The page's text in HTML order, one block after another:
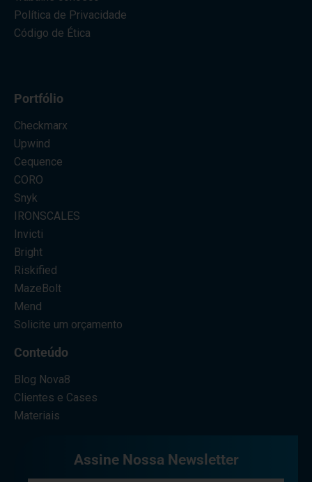
Política de Privacidade
Código de Ética
Portfólio
Checkmarx
Upwind
Cequence
CORO
Snyk
IRONSCALES
Invicti
Bright
Riskified
MazeBolt
Mend
Solicite um orçamento
Conteúdo
Blog Nova8
Clientes e Cases
Materiais
Assine Nossa Newsletter